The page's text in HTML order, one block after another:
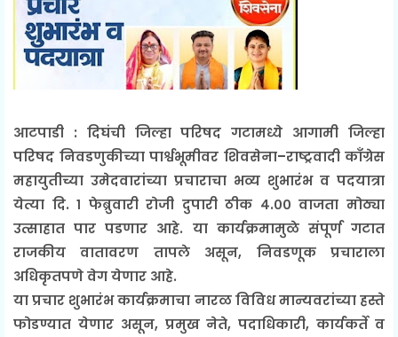
आटपाडी : दिघंची जिल्हा परिषद गटामध्ये आगामी जिल्हा
परिषद निवडणुकीच्या पार्श्वभूमीवर शिवसेना–राष्ट्रवादी काँग्रेस
महायुतीच्या उमेदवारांच्या प्रचाराचा भव्य शुभारंभ व पदयात्रा
येत्या दि. १ फेब्रुवारी रोजी दुपारी ठीक ४.०० वाजता मोठ्या
उत्साहात पार पडणार आहे. या कार्यक्रमामुळे संपूर्ण गटात
राजकीय वातावरण तापले असून, निवडणूक प्रचाराला
अधिकृतपणे वेग येणार आहे.
या प्रचार शुभारंभ कार्यक्रमाचा नारळ विविध मान्यवरांच्या हस्ते
फोडण्यात येणार असून, प्रमुख नेते, पदाधिकारी, कार्यकर्ते व